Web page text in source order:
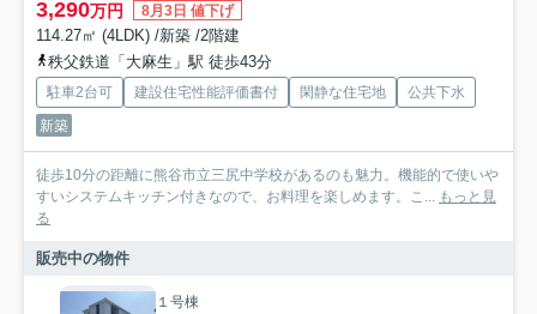
3,290万円 8月3日 値下げ
114.27㎡ (4LDK) /新築 /2階建
秩父鉄道「大麻生」駅 徒歩43分
駐車2台可 建設住宅性能評価書付 閑静な住宅地
公共下水
新築
徒歩10分の距離に熊谷市立三尻中学校があるのも魅力。機能的で使いや
すいシステムキッチン付きなので、お料理を楽しめます。こ... もっと見
る
販売中の物件
１号棟